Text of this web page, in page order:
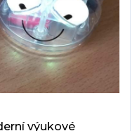
výukové